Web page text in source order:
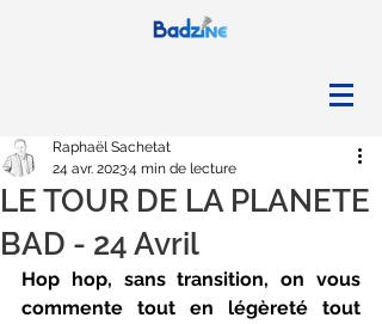
LE TOUR DE LA PLANETE
BAD - 24 Avril
Raphaël Sachetat
24 avr. 20234 min de lecture
Hop hop, sans transition, on vous
commente tout en légèreté tout